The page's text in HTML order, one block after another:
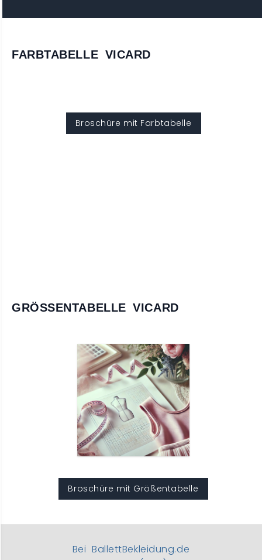
FARBTABELLE VICARD
GRÖSSENTABELLE VICARD
Broschüre mit Größentabelle
Bei BallettBekleidung.de